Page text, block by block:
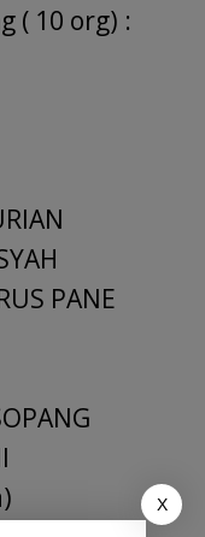
( 10 org) :
PANE
X